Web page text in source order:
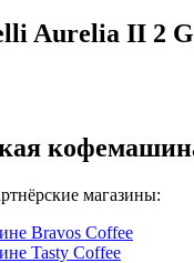
Aurelia II 2
магазины:
Bravos Coffee
Tasty Coffee